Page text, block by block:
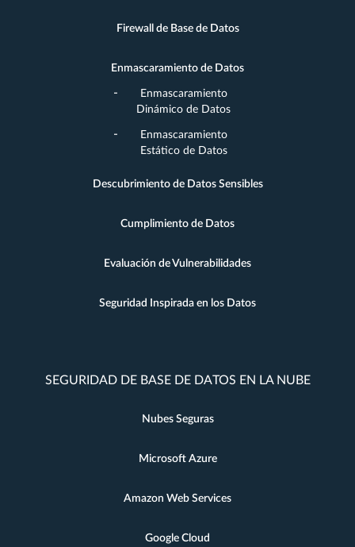
Firewall de Base de Datos
Enmascaramiento de Datos
Enmascaramiento
Dinámico de Datos
Enmascaramiento
Estático de Datos
Descubrimiento de Datos Sensibles
Cumplimiento de Datos
Evaluación de Vulnerabilidades
Seguridad Inspirada en los Datos
SEGURIDAD DE BASE DE DATOS EN LA NUBE
Nubes Seguras
Microsoft Azure
Amazon Web Services
Google Cloud